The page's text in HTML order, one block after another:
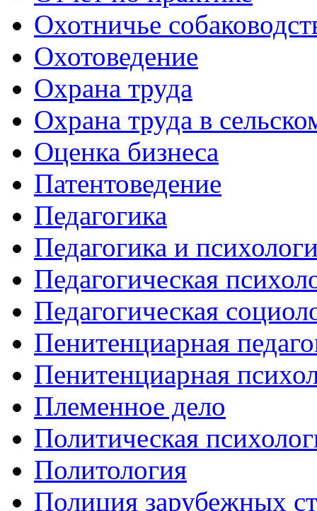
Охотничье
Охотоведение
Охрана труда
Охрана труда в
Оценка бизнеса
Патентоведение
Педагогика
Педагогика и
Педагогическая
Педагогическая
Пенитенциарная
Пенитенциарная
Племенное дело
Политическая
Политология
Полиция зарубежных